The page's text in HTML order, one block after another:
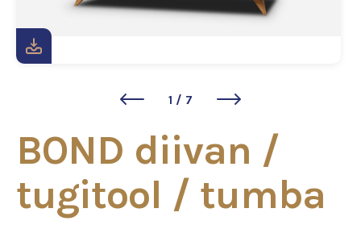
1 / 7
BOND diivan /
tugitool / tumba